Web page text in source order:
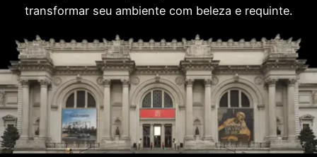
transformar seu ambiente com beleza e requinte.